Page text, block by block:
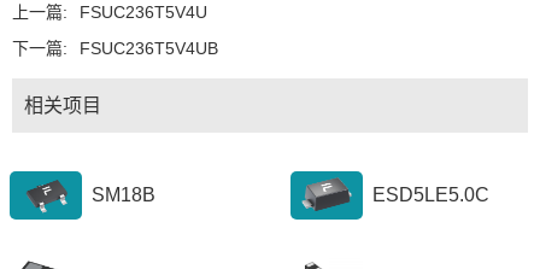
上一篇:
FSUC236T5V4U
下一篇:
FSUC236T5V4UB
相关项目
SM18B ESD5LE5.0C